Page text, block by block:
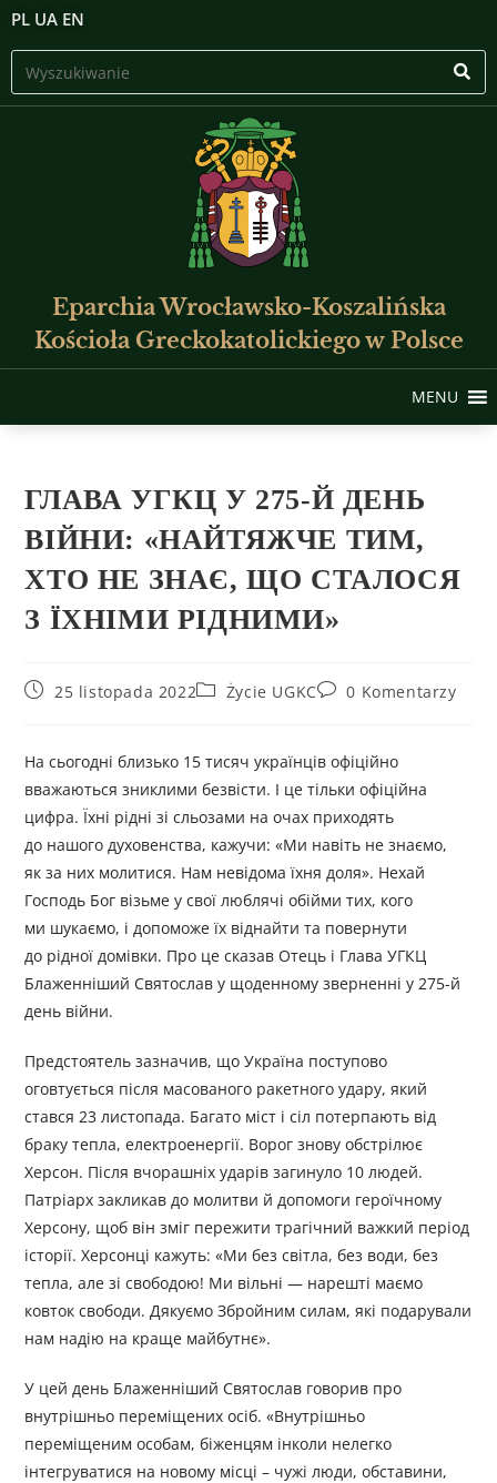
PL UA EN
Eparchia Wrocławsko-Koszalińska
Kościoła Greckokatolickiego w Polsce
MENU
ГЛАВА УГКЦ У 275-Й ДЕНЬ
ВІЙНИ: «НАЙТЯЖЧЕ ТИМ,
ХТО НЕ ЗНАЄ, ЩО СТАЛОСЯ
З ЇХНІМИ РІДНИМИ»
25 listopada 2022 Życie UGKC 0 Komentarzy
На сьогодні близько 15 тисяч українців офіційно
вважаються зниклими безвісти. І це тільки офіційна
цифра. Їхні рідні зі сльозами на очах приходять
до нашого духовенства, кажучи: «Ми навіть не знаємо,
як за них молитися. Нам невідома їхня доля». Нехай
Господь Бог візьме у свої люблячі обійми тих, кого
ми шукаємо, і допоможе їх віднайти та повернути
до рідної домівки. Про це сказав Отець і Глава УГКЦ
Блаженніший Святослав у щоденному зверненні у 275-й
день війни.
Предстоятель зазначив, що Україна поступово
оговтується після масованого ракетного удару, який
стався 23 листопада. Багато міст і сіл потерпають від
браку тепла, електроенергії. Ворог знову обстрілює
Херсон. Після вчорашніх ударів загинуло 10 людей.
Патріарх закликав до молитви й допомоги героїчному
Херсону, щоб він зміг пережити трагічний важкий період
історії. Херсонці кажуть: «Ми без світла, без води, без
тепла, але зі свободою! Ми вільні — нарешті маємо
ковток свободи. Дякуємо Збройним силам, які подарували
нам надію на краще майбутнє».
У цей день Блаженніший Святослав говорив про
внутрішньо переміщених осіб. «Внутрішньо
переміщеним особам, біженцям інколи нелегко
інтегруватися на новому місці – чужі люди, обставини,